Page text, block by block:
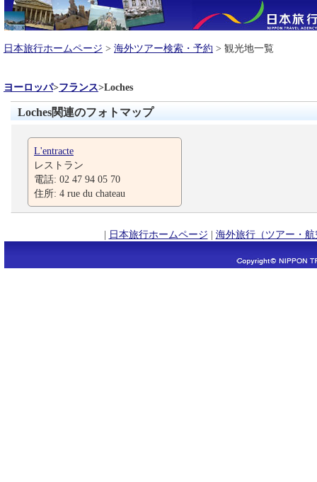
日本旅行ホームページ > 海外ツアー検索・予約 > 観光地一覧
ヨーロッパ>フランス>Loches
Loches関連のフォトマップ
L'entracte
レストラン
電話: 02 47 94 05 70
住所: 4 rue du chateau
| 日本旅行ホームページ | 海外旅行（ツアー・航